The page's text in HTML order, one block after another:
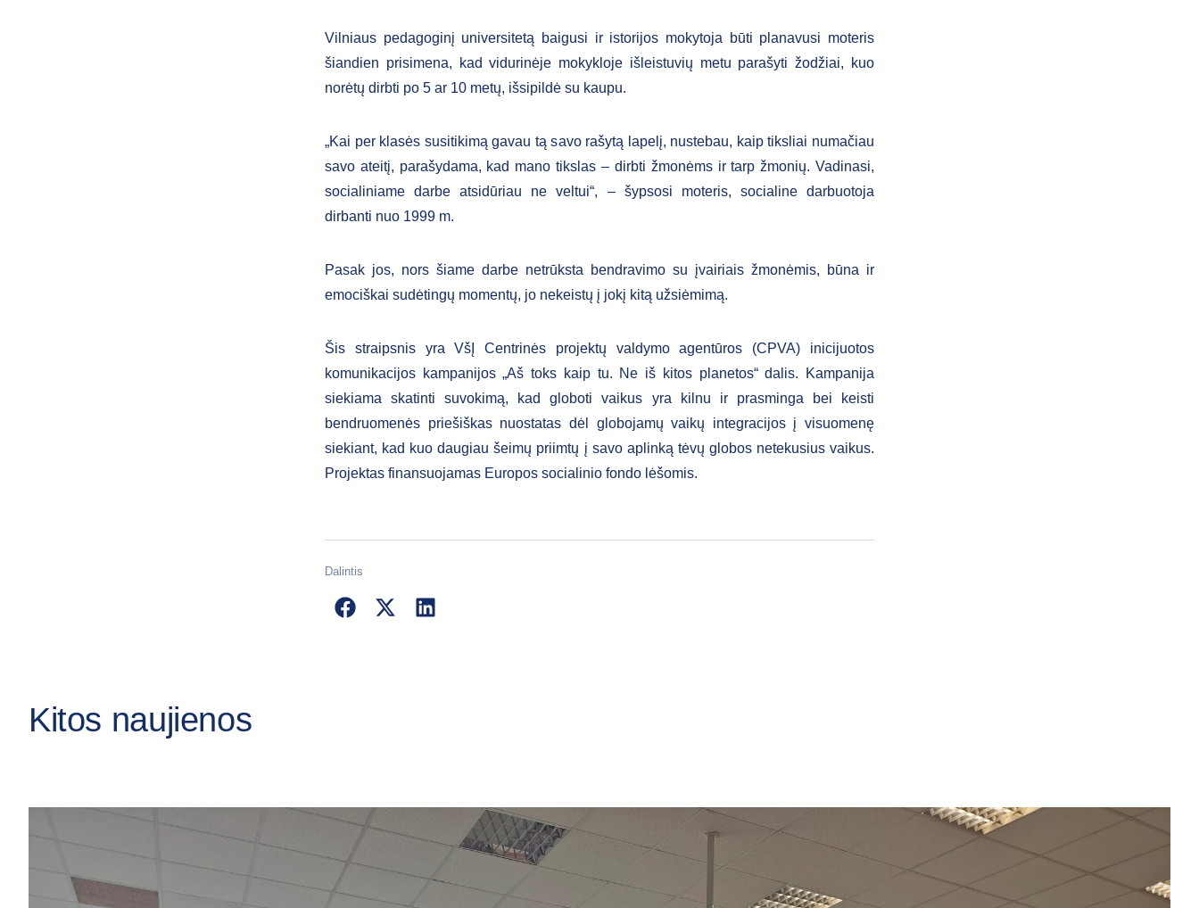
Vilniaus pedagoginį universitetą baigusi ir istorijos mokytoja būti planavusi moteris
šiandien prisimena, kad vidurinėje mokykloje išleistuvių metu parašyti žodžiai, kuo
norėtų dirbti po 5 ar 10 metų, išsipildė su kaupu.
„Kai per klasės susitikimą gavau tą savo rašytą lapelį, nustebau, kaip tiksliai numačiau
savo ateitį, parašydama, kad mano tikslas – dirbti žmonėms ir tarp žmonių. Vadinasi,
socialiniame darbe atsidūriau ne veltui“, – šypsosi moteris, socialine darbuotoja
dirbanti nuo 1999 m.
Pasak jos, nors šiame darbe netrūksta bendravimo su įvairiais žmonėmis, būna ir
emociškai sudėtingų momentų, jo nekeistų į jokį kitą užsiėmimą.
Šis straipsnis yra VšĮ Centrinės projektų valdymo agentūros (CPVA) inicijuotos
komunikacijos kampanijos „Aš toks kaip tu. Ne iš kitos planetos“ dalis. Kampanija
siekiama skatinti suvokimą, kad globoti vaikus yra kilnu ir prasminga bei keisti
bendruomenės priešiškas nuostatas dėl globojamų vaikų integracijos į visuomenę
siekiant, kad kuo daugiau šeimų priimtų į savo aplinką tėvų globos netekusius vaikus.
Projektas finansuojamas Europos socialinio fondo lėšomis.
Dalintis
Kitos naujienos